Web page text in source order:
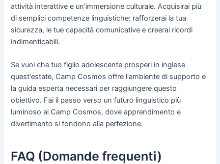
attività interattive e un'immersione culturale. Acquisirai più
di semplici competenze linguistiche: rafforzerai la tua
sicurezza, le tue capacità comunicative e creerai ricordi
indimenticabili.
Se vuoi che tuo figlio adolescente prosperi in inglese
quest'estate, Camp Cosmos offre l'ambiente di supporto e
la guida esperta necessari per raggiungere questo
obiettivo. Fai il passo verso un futuro linguistico più
luminoso al Camp Cosmos, dove apprendimento e
divertimento si fondono alla perfezione.
FAQ (Domande frequenti)